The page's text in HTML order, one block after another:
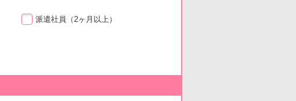
派遣社員 （2ヶ月以上）